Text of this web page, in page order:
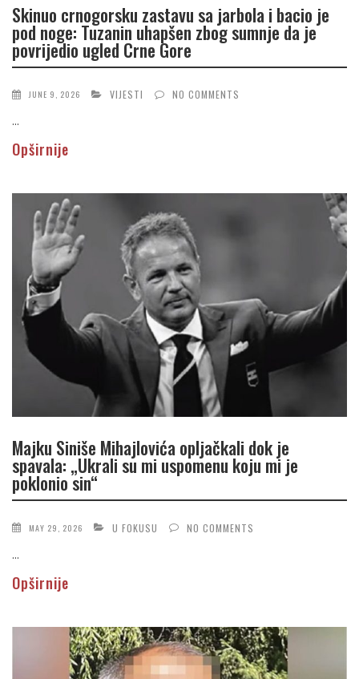
Skinuo crnogorsku zastavu sa jarbola i bacio je
pod noge: Tuzanin uhapšen zbog sumnje da je
povrijedio ugled Crne Gore
JUNE 9, 2026 VIJESTI NO COMMENTS
...
Opširnije
Majku Siniše Mihajlovića opljačkali dok je
spavala: „Ukrali su mi uspomenu koju mi je
poklonio sin“
MAY 29, 2026 U FOKUSU NO COMMENTS
...
Opširnije